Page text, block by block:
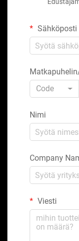
Sähköposti
Code
Nimi
Company
Viesti